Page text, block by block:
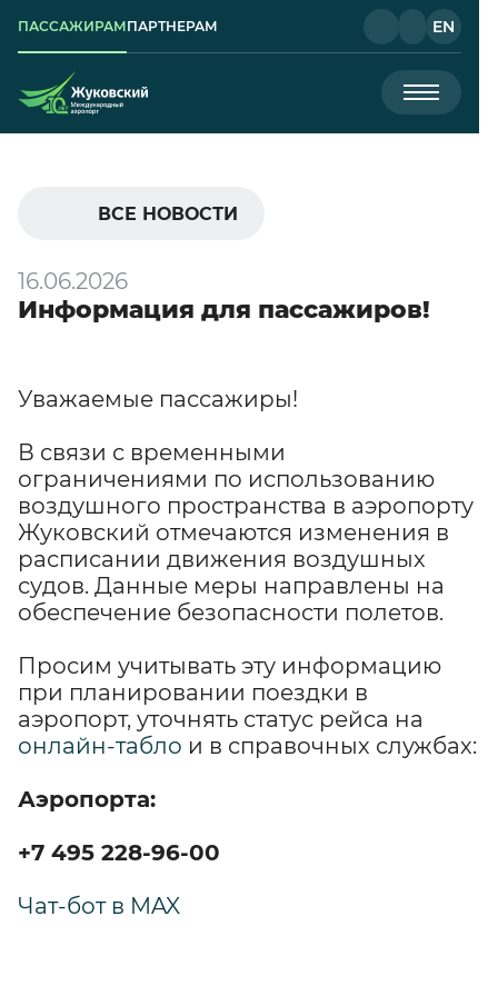
ПАССАЖИРАМПАРТНЕРАМ EN
ВСЕ НОВОСТИ
16.06.2026
Информация для пассажиров!
Уважаемые пассажиры!
В связи с временными
ограничениями по использованию
воздушного пространства в аэропорту
Жуковский отмечаются изменения в
расписании движения воздушных
судов. Данные меры направлены на
обеспечение безопасности полетов.
Просим учитывать эту информацию
при планировании поездки в
аэропорт, уточнять статус рейса на
онлайн-табло и в справочных службах:
Аэропорта:
+7 495 228-96-00
Чат-бот в MAX